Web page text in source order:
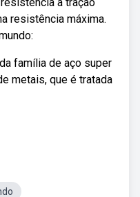
resistência máxima.
família de aço super
metais, que é tratada